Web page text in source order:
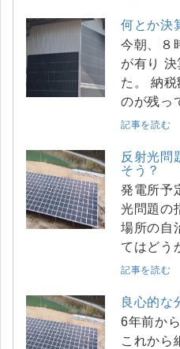
何とか決
今朝、８
が有り
た。 納
のが残っ
記事を読む
反射光問
そう？
発電所予
光問題の
場所の自
てはどう
記事を読む
良心的な
6年前か
これから